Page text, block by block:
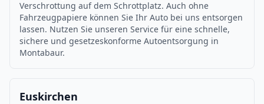
Verschrottung auf dem Schrottplatz. Auch ohne
Fahrzeugpapiere können Sie Ihr Auto bei uns entsorgen
lassen. Nutzen Sie unseren Service für eine schnelle,
sichere und gesetzeskonforme Autoentsorgung in
Montabaur.
Euskirchen